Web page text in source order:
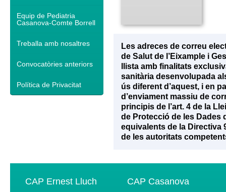
Equip de Pediatria
Casanova-Comte Borrell
Treballa amb nosaltres
Convocatòries anteriors
Política de Privacitat
Les adreces de correu
de Salut de l’Eixample i
llista amb finalitats
sanitària desenvolupada
ús diferent d’aquest, i en
d’enviament massiu de
principis de l’art. 4 de la
de Protecció de les Dades
equivalents de la Directiva
de les autoritats
CAP Ernest Lluch CAP Casanova